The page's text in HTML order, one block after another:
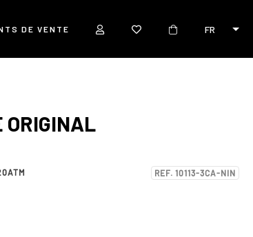
DE VENTE FR
ORIGINAL
REF. 10113-3CA-NIN